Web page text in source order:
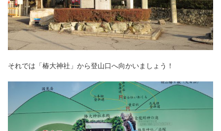
それでは「椿大神社」から登山口へ向かいましょう！